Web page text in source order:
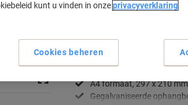
Belangrijkste specificaties
Beschermt tegen vocht
A4 formaat, 297 x 210 mm
Gegalvaniseerde
kunt u vinden in onzeprivacyverklaring
Cookies beheren